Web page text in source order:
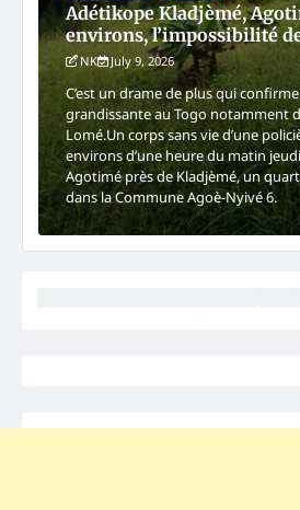
Adétikope Kladjèmé,
environs, l’impossibilité
NK July 9, 2026
C’est un drame de plus qui
grandissante au Togo notamment
Lomé.Un corps sans vie d’une
environs d’une heure du matin
Agotimé près de Kladjèmé, un
dans la Commune Agoè-Nyivé 6.